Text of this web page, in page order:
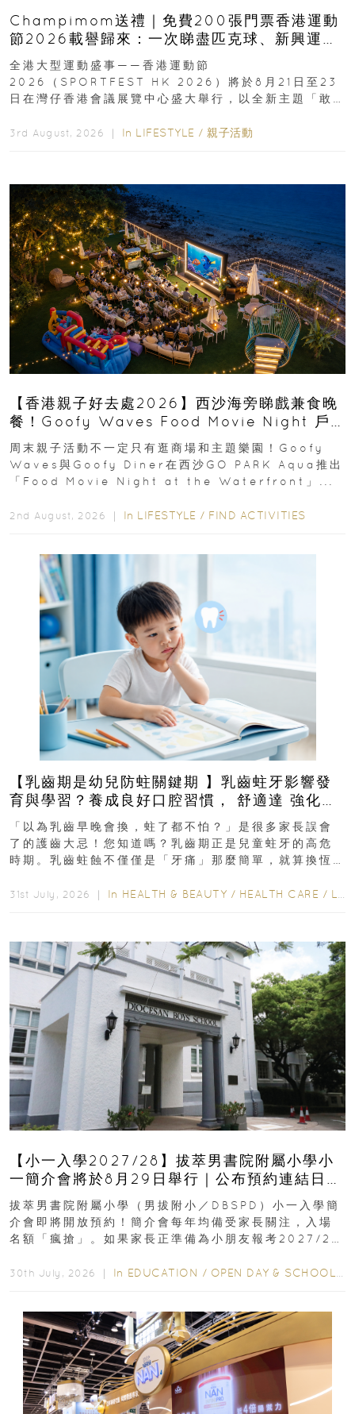
Champimom送禮｜免費200張門票香港運動
節2026載譽歸來：一次睇盡匹克球、新興運
動、街舞比賽＋逾百運動品牌展覽
全港大型運動盛事——香港運動節
2026（SPORTFEST HK 2026）將於8月21日至23
日在灣仔香港會議展覽中心盛大舉行，以全新主題「敢
3rd August, 2026 ｜ In LIFESTYLE / 親子活動
【香港親子好去處2026】西沙海旁睇戲兼食晚
餐！Goofy Waves Food Movie Night 戶
外影院逢週末登場
周末親子活動不一定只有逛商場和主題樂園！Goofy
Waves與Goofy Diner在西沙GO PARK Aqua推出
「Food Movie Night at the Waterfront」...
2nd August, 2026 ｜ In LIFESTYLE / FIND ACTIVITIES
【乳齒期是幼兒防蛀關鍵期 】乳齒蛀牙影響發
育與學習？養成良好口腔習慣， 舒適達 強化琺
瑯質 兒童牙膏防護指南
「以為乳齒早晚會換，蛀了都不怕？」是很多家長誤會
了的護齒大忌！您知道嗎？乳齒期正是兒童蛀牙的高危
時期。乳齒蛀蝕不僅僅是「牙痛」那麼簡單，就算換恆
31st July, 2026 ｜ In HEALTH & BEAUTY / HEALTH CARE / LIFESTYLE
【小一入學2027/28】拔萃男書院附屬小學小
一簡介會將於8月29日舉行｜公布預約連結日期
｜更設有網上重溫
拔萃男書院附屬小學（男拔附小／DBSPD）小一入學簡
介會即將開放預約！簡介會每年均備受家長關注，入場
名額「瘋搶」。如果家長正準備為小朋友報考2027/28
30th July, 2026 ｜ In EDUCATION / OPEN DAY & SCHOOL EVENTS